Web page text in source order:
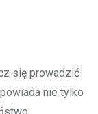
się prowadzić
nie tylko